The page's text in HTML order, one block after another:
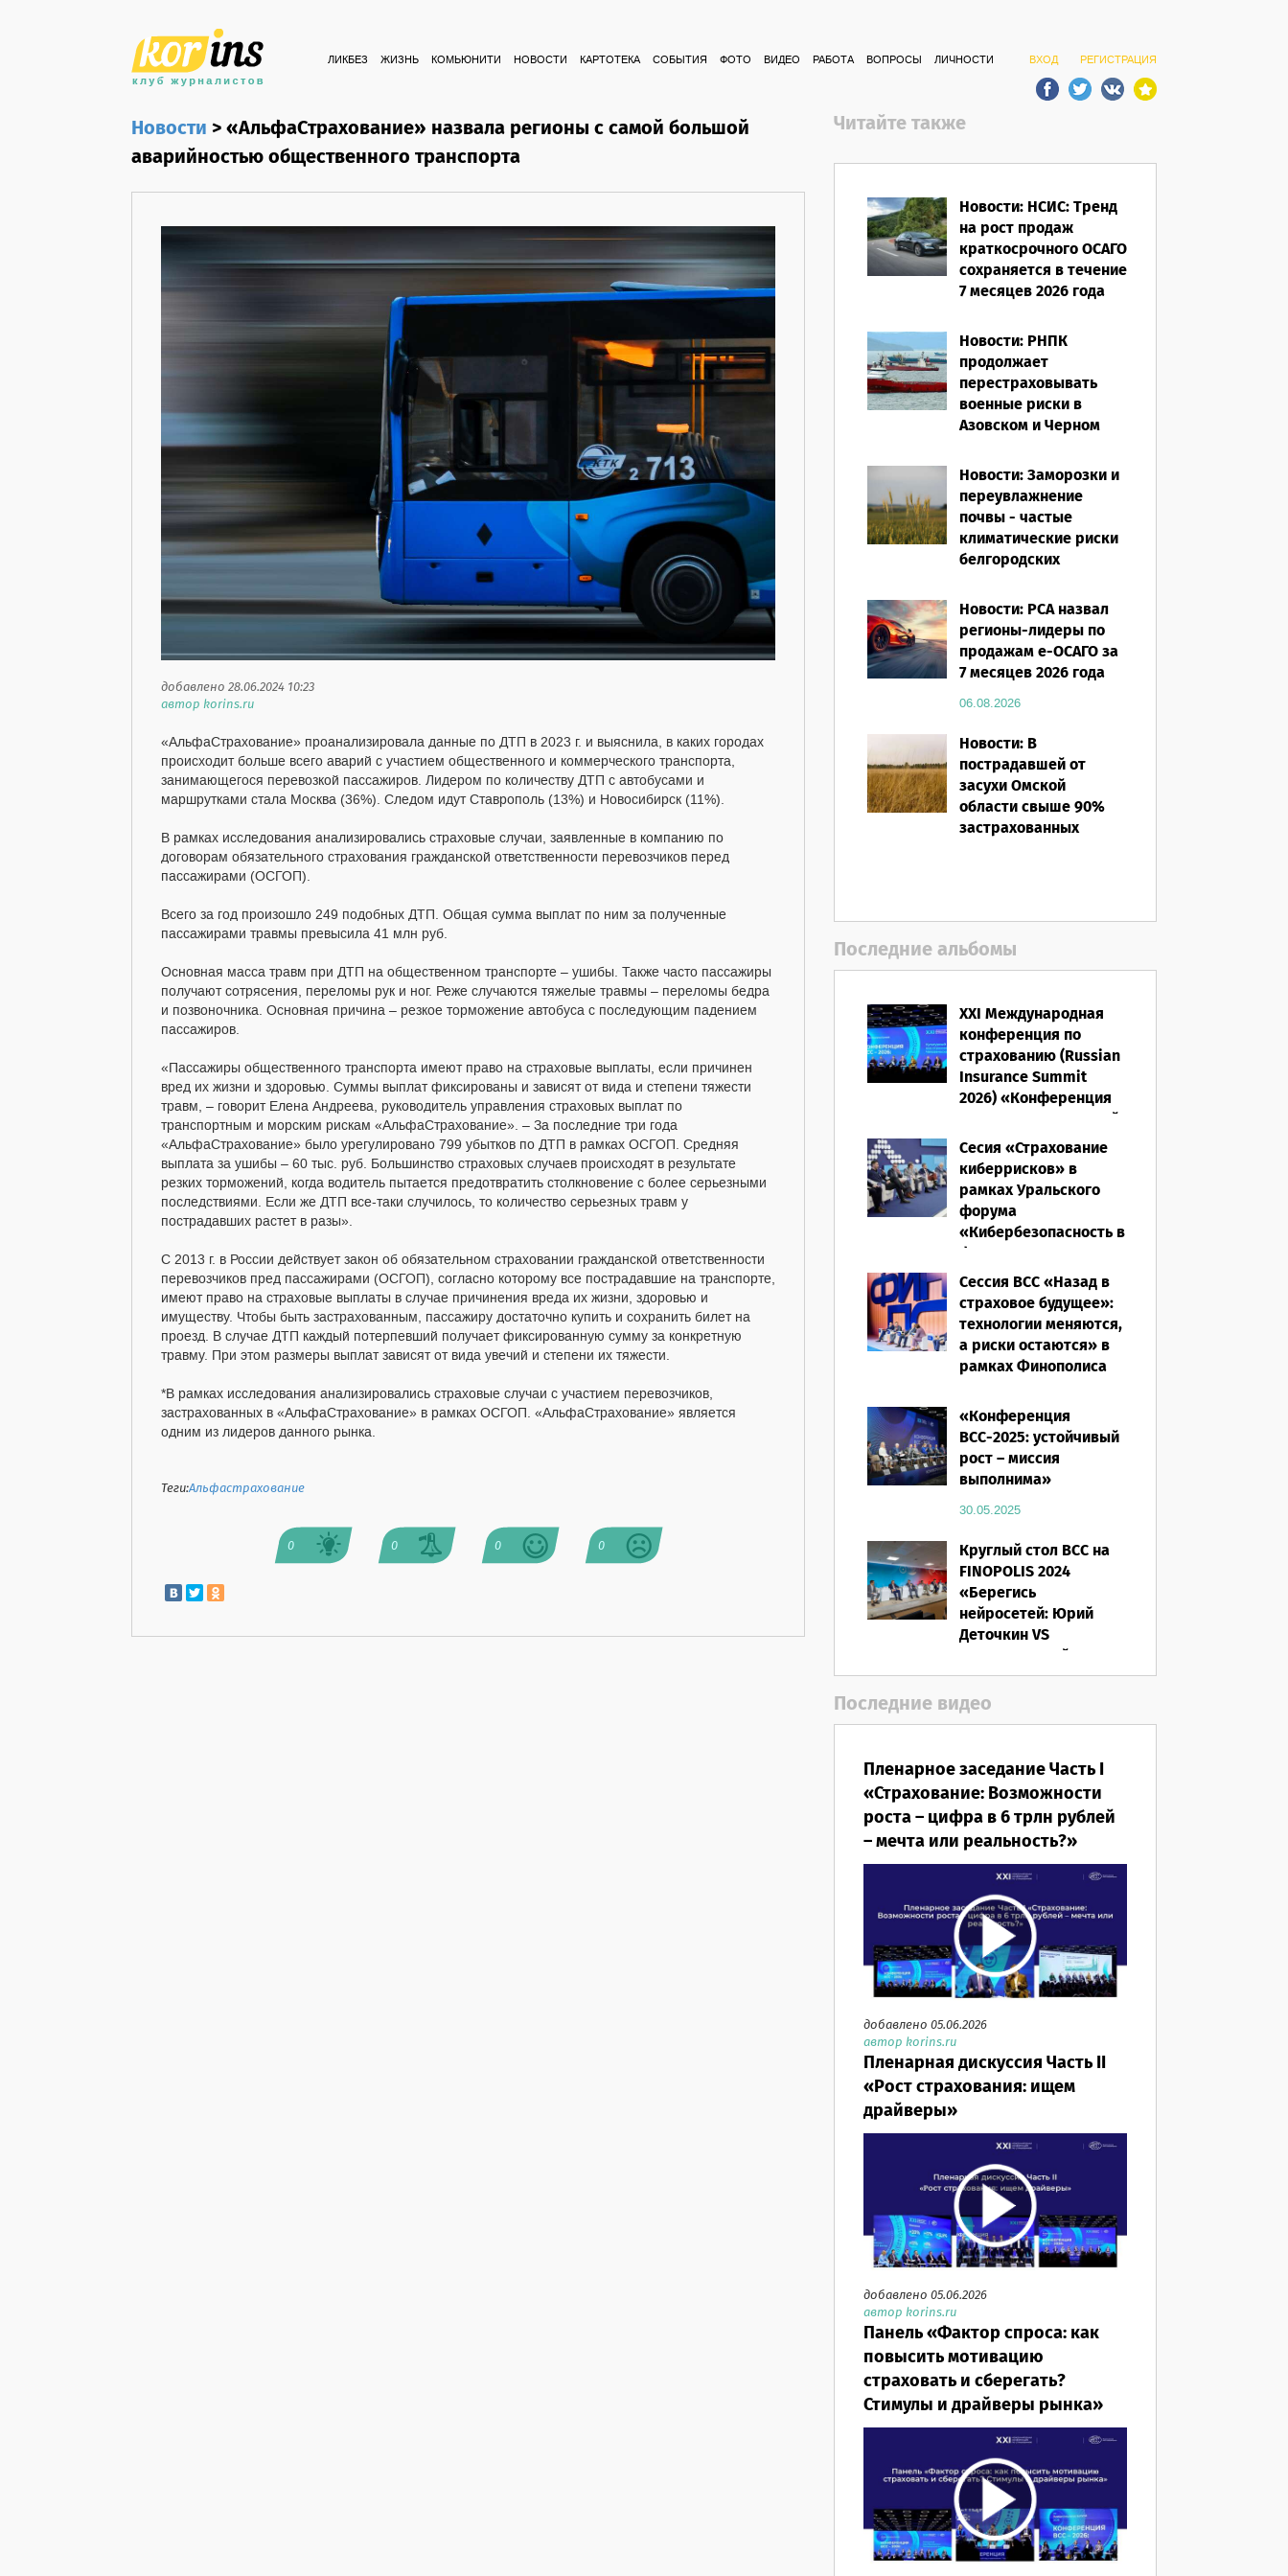
ВХОД РЕГИСТРАЦИЯ
ЛИКБЕЗ ЖИЗНЬ КОМЬЮНИТИ НОВОСТИ КАРТОТЕКА СОБЫТИЯ ФОТО ВИДЕО РАБОТА ВОПРОСЫ ЛИЧНОСТИ
Новости>«АльфаСтрахование» назвала регионы с самой большой
аварийностью общественного транспорта
добавлено 28.06.2024 10:23
автор korins.ru
«АльфаСтрахование» проанализировала данные по ДТП в 2023 г. и выяснила, в каких городах
происходит больше всего аварий с участием общественного и коммерческого транспорта,
занимающегося перевозкой пассажиров. Лидером по количеству ДТП с автобусами и
маршрутками стала Москва (36%). Следом идут Ставрополь (13%) и Новосибирск (11%).
В рамках исследования анализировались страховые случаи, заявленные в компанию по
договорам обязательного страхования гражданской ответственности перевозчиков перед
пассажирами (ОСГОП).
Всего за год произошло 249 подобных ДТП. Общая сумма выплат по ним за полученные
пассажирами травмы превысила 41 млн руб.
Основная масса травм при ДТП на общественном транспорте – ушибы. Также часто пассажиры
получают сотрясения, переломы рук и ног. Реже случаются тяжелые травмы – переломы бедра
и позвоночника. Основная причина – резкое торможение автобуса с последующим падением
пассажиров.
«Пассажиры общественного транспорта имеют право на страховые выплаты, если причинен
вред их жизни и здоровью. Суммы выплат фиксированы и зависят от вида и степени тяжести
травм, – говорит Елена Андреева, руководитель управления страховых выплат по
транспортным и морским рискам «АльфаСтрахование». – За последние три года
«АльфаСтрахование» было урегулировано 799 убытков по ДТП в рамках ОСГОП. Средняя
выплата за ушибы – 60 тыс. руб. Большинство страховых случаев происходят в результате
резких торможений, когда водитель пытается предотвратить столкновение с более серьезными
последствиями. Если же ДТП все-таки случилось, то количество серьезных травм у
пострадавших растет в разы».
С 2013 г. в России действует закон об обязательном страховании гражданской ответственности
перевозчиков пред пассажирами (ОСГОП), согласно которому все пострадавшие на транспорте,
имеют право на страховые выплаты в случае причинения вреда их жизни, здоровью и
имуществу. Чтобы быть застрахованным, пассажиру достаточно купить и сохранить билет на
проезд. В случае ДТП каждый потерпевший получает фиксированную сумму за конкретную
травму. При этом размеры выплат зависят от вида увечий и степени их тяжести.
*В рамках исследования анализировались страховые случаи с участием перевозчиков,
застрахованных в «АльфаСтрахование» в рамках ОСГОП. «АльфаСтрахование» является
одним из лидеров данного рынка.
Теги:Альфастрахование
0 0 0 0
Читайте также
Новости: НСИС: Тренд
на рост продаж
краткосрочного ОСАГО
сохраняется в течение
7 месяцев 2026 года
Новости: РНПК
продолжает
перестраховывать
военные риски в
Азовском и Черном
06.08.2026
Новости: Заморозки и
переувлажнение
почвы - частые
климатические риски
белгородских
06.08.2026
Новости: РСА назвал
регионы-лидеры по
продажам е-ОСАГО за
7 месяцев 2026 года
06.08.2026
Новости: В
пострадавшей от
засухи Омской
области свыше 90%
застрахованных
Последние альбомы
XXI Международная
конференция по
страхованию (Russian
Insurance Summit
2026) «Конференция
ВСС-2026: Культурный
код страхования/
Человеческий
фактор»
28.05.2026
Сесия «Страхование
киберрисков» в
рамках Уральского
форума
«Кибербезопасность в
финансах» 2026
16.03.2026
Сессия ВСС «Назад в
страховое будущее»:
технологии меняются,
а риски остаются» в
рамках Финополиса
16.03.2026
«Конференция
ВСС-2025: устойчивый
рост – миссия
выполнима»
30.05.2025
Круглый стол ВСС на
FINOPOLIS 2024
«Берегись
нейросетей: Юрий
Деточкин VS
искусственный
интеллект»
12.11.2024
Последние видео
Пленарное заседание Часть I
«Страхование: Возможности
роста – цифра в 6 трлн рублей
– мечта или реальность?»
добавлено 05.06.2026
автор korins.ru
Пленарная дискуссия Часть II
«Рост страхования: ищем
драйверы»
добавлено 05.06.2026
автор korins.ru
Панель «Фактор спроса: как
повысить мотивацию
страховать и сберегать?
Стимулы и драйверы рынка»